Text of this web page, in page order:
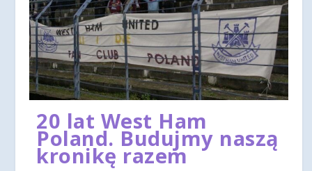
20 lat West Ham
Poland. Budujmy naszą
kronikę razem